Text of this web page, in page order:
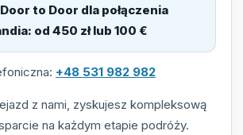
to Door dla połączenia
: od 450 zł lub 100 €
+48 531 982 982
z nami, zyskujesz kompleksową
na każdym etapie podróży.